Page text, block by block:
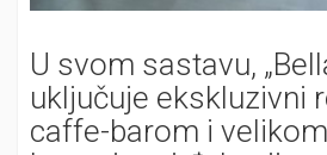
U svom sastavu,
uključuje ekskluzivni
caffe-barom i